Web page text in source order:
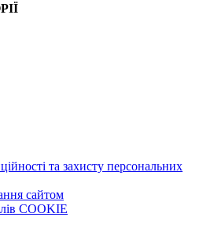
та захисту персональних
сайтом
COOKIE